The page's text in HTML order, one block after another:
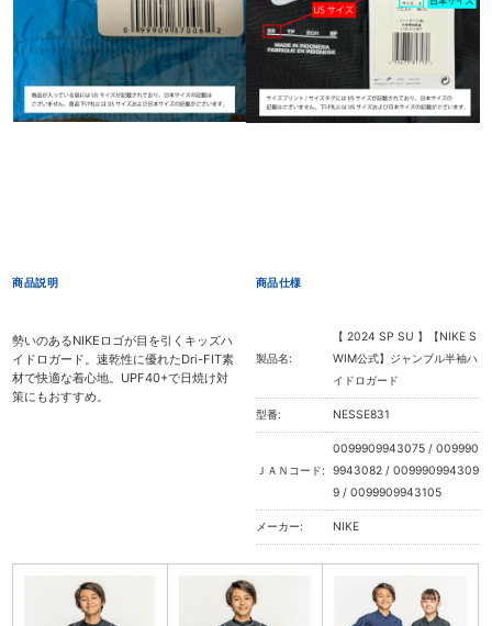
商品説明
勢いのあるNIKEロゴが目を引くキッズハ
イドロガード。速乾性に優れたDri-FIT素
材で快適な着心地。UPF40+で日焼け対
策にもおすすめ。
商品仕様
製品名:
【 2024 SP SU 】【NIKE S
WIM公式】ジャンブル半袖ハ
イドロガード
型番: NESSE831
ＪＡＮコード:
0099909943075 / 009990
9943082 / 009990994309
9 / 0099909943105
メーカー: NIKE